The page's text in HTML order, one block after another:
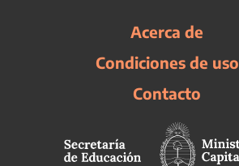
Acerca de
Condiciones de uso
Contacto